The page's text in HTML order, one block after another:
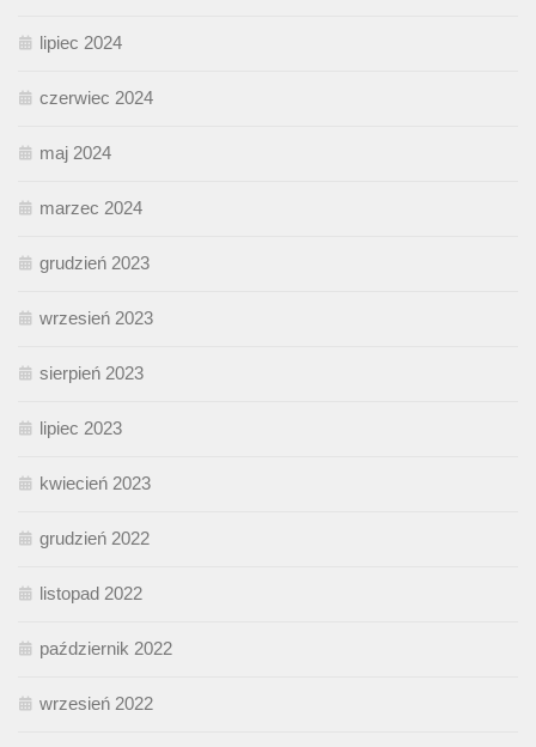
lipiec 2024
czerwiec 2024
maj 2024
marzec 2024
grudzień 2023
wrzesień 2023
sierpień 2023
lipiec 2023
kwiecień 2023
grudzień 2022
listopad 2022
październik 2022
wrzesień 2022